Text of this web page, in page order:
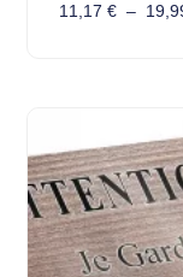
11,17 € –